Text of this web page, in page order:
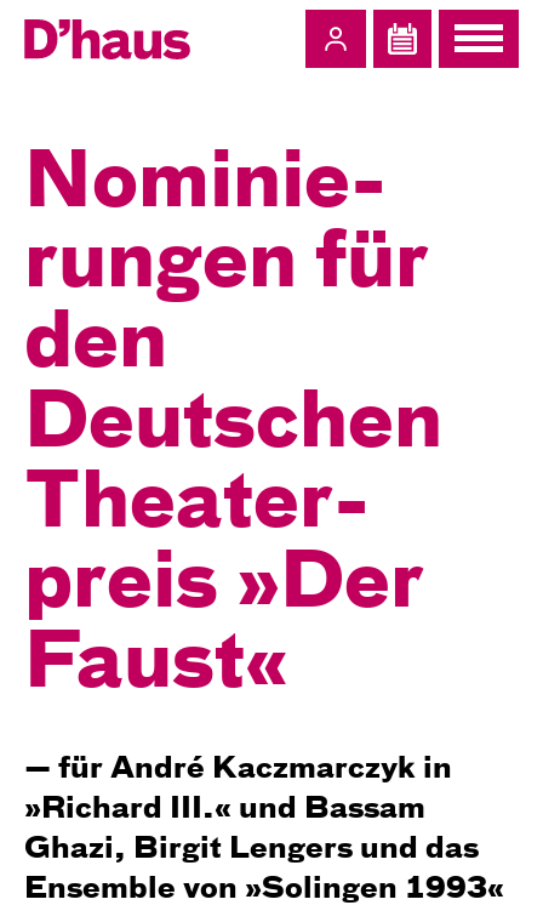
Nominie­
rungen für
den
Deutschen
Theater­
preis »Der
Faust«
— für André Kaczmarczyk in
»Richard III.« und Bassam
Ghazi, Birgit Lengers und das
Ensemble von »Solingen 1993«